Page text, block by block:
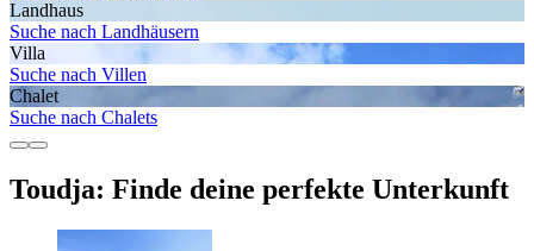
Landhaus
Suche nach Landhäusern
Villa
Suche nach Villen
Chalet
Suche nach Chalets
Toudja: Finde deine perfekte Unterkunft